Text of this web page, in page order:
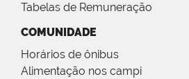
Tabelas de Remuneração
COMUNIDADE
Horários de ônibus
Alimentação nos campi